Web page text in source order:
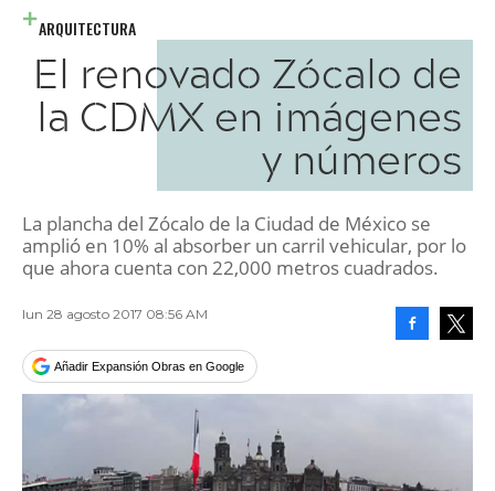
ARQUITECTURA
El renovado Zócalo de
la CDMX en imágenes
y números
La plancha del Zócalo de la Ciudad de México se
amplió en 10% al absorber un carril vehicular, por lo
que ahora cuenta con 22,000 metros cuadrados.
lun 28 agosto 2017 08:56 AM
Añadir Expansión Obras en Google